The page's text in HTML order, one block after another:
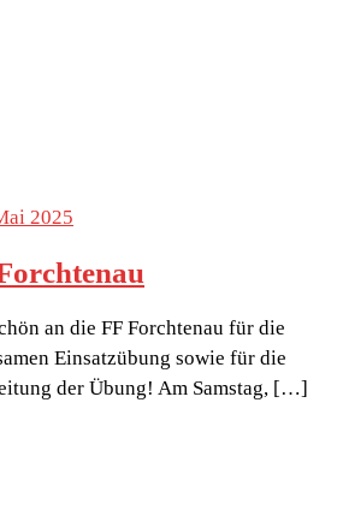
2025
an die FF Forchtenau für die
Einsatzübung sowie für die
der Übung! Am Samstag, […]